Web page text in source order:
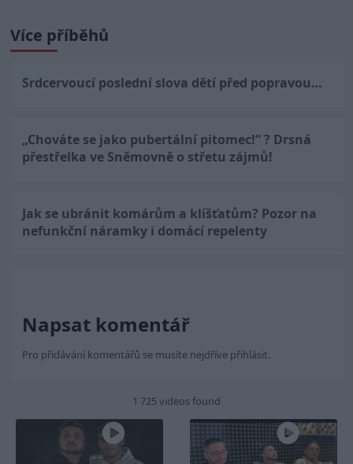
Více příběhů
Srdcervoucí poslední slova dětí před popravou…
„Chováte se jako pubertální pitomec!“ ? Drsná
přestřelka ve Sněmovně o střetu zájmů!
Jak se ubránit komárům a klíšťatům? Pozor na
nefunkční náramky i domácí repelenty
Napsat komentář
Pro přidávání komentářů se musíte nejdříve přihlásit.
1 725 videos found